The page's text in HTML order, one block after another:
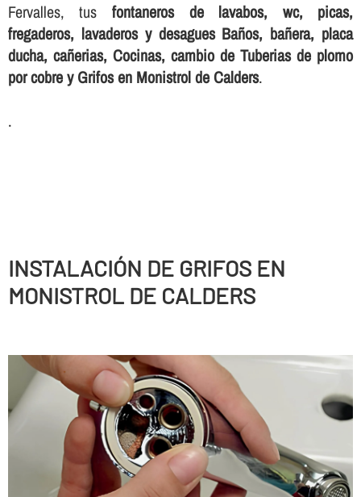
Fervalles, tus fontaneros de lavabos, wc, picas,
fregaderos, lavaderos y desagues Baños, bañera, placa
ducha, cañerias, Cocinas, cambio de Tuberias de plomo
por cobre y Grifos en Monistrol de Calders.
.
INSTALACIÓN DE GRIFOS EN
MONISTROL DE CALDERS